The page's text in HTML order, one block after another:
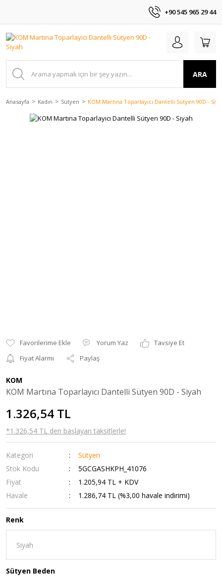
+90 545 965 29 44
ARA
Anasayfa Kadın Sütyen KOM Martına Toparlayıcı Dantelli Sütyen 90D -
Yorum Yaz
Tavsiye Et
Fiyat Alarmı
Paylaş
KOM
KOM Martına Toparlayıcı Dantelli Sütyen 90D - Siyah
1.326,54 TL
*1.326,54 TL den başlayan taksitlerle!
Kategori
Sütyen
Stok Kodu
5GCGASHKPH_41076
Fiyat
1.205,94 TL + KDV
Havale
1.286,74 TL (%3,00 havale indirimi)
Renk
Sütyen Beden